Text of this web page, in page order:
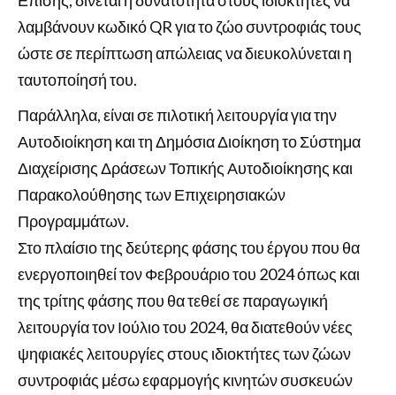
λαμβάνουν κωδικό QR για το ζώο συντροφιάς τους
ώστε σε περίπτωση απώλειας να διευκολύνεται η
ταυτοποίησή του.
Παράλληλα, είναι σε πιλοτική λειτουργία για την
Αυτοδιοίκηση και τη Δημόσια Διοίκηση το Σύστημα
Διαχείρισης Δράσεων Τοπικής Αυτοδιοίκησης και
Παρακολούθησης των Επιχειρησιακών
Προγραμμάτων.
Στο πλαίσιο της δεύτερης φάσης του έργου που θα
ενεργοποιηθεί τον Φεβρουάριο του 2024 όπως και
της τρίτης φάσης που θα τεθεί σε παραγωγική
λειτουργία τον Ιούλιο του 2024, θα διατεθούν νέες
ψηφιακές λειτουργίες στους ιδιοκτήτες των ζώων
συντροφιάς μέσω εφαρμογής κινητών συσκευών